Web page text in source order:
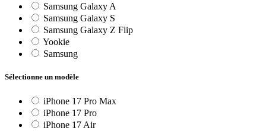
Samsung Galaxy A
Samsung Galaxy S
Samsung Galaxy Z Flip
Yookie
Samsung
Sélectionne un modèle
iPhone 17 Pro Max
iPhone 17 Pro
iPhone 17 Air